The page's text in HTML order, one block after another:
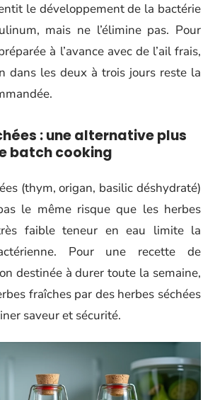
le développement de la bactérie
mais ne l’élimine pas. Pour
à l’avance avec de l’ail frais,
dans les deux à trois jours reste la
: une alternative plus
batch cooking
(thym, origan, basilic déshydraté)
le même risque que les herbes
faible teneur en eau limite la
Pour une recette de
destinée à durer toute la semaine,
fraîches par des herbes séchées
saveur et sécurité.